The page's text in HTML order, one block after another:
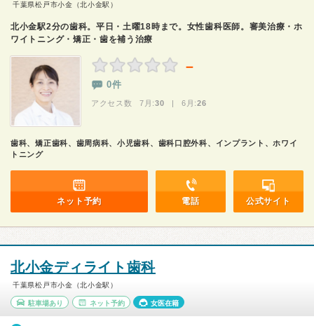
千葉県松戸市小金（北小金駅）
北小金駅2分の歯科。平日・土曜18時まで。女性歯科医師。審美治療・ホ
ワイトニング・矯正・歯を補う治療
－
0件
アクセス数 7月:30 | 6月:26
歯科、矯正歯科、歯周病科、小児歯科、歯科口腔外科、インプラント、ホワイ
トニング
ネット予約 電話 公式サイト
北小金ディライト歯科
千葉県松戸市小金（北小金駅）
駐車場あり ネット予約 女医在籍